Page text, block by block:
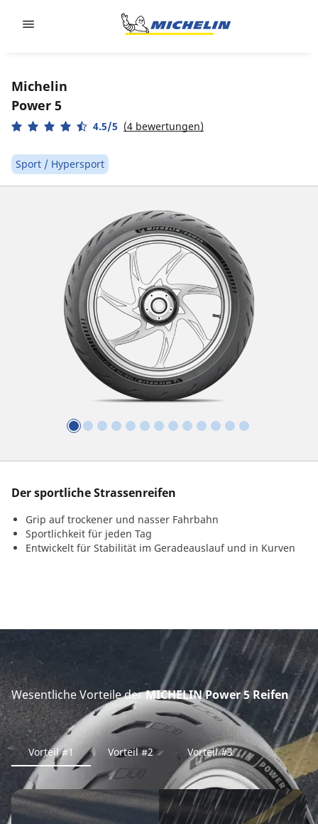
Michelin
Power 5
4.5/5 (4 bewertungen)
Sport / Hypersport
Der sportliche Strassenreifen
Grip auf trockener und nasser Fahrbahn
Sportlichkeit für jeden Tag
Entwickelt für Stabilität im Geradeauslauf und in Kurven
Wesentliche Vorteile derMICHELIN Power 5 Reifen
Vorteil #1 Vorteil #2 Vorteil #3